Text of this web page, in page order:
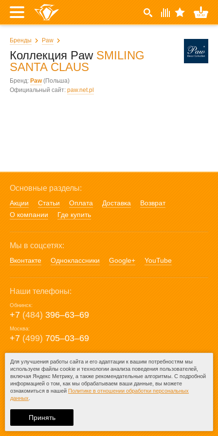
Бренды Paw
Коллекция Paw SMILING
SANTA CLAUS
Бренд: Paw(Польша)
Официальный сайт: paw.net.pl
Основные разделы:
Акции Статьи Оплата Доставка
Возврат
О компании
Где купить
Мы в соцсетях:
Вконтакте Одноклассники Google+ YouTube
Наши телефоны:
Обнинск:
+7 (484) 396‒63‒69
Москва:
+7 (499) 705‒03‒69
E-mail:
mail@posuda40.ru
При любом копировании информации
ссылка на
Для улучшения работы сайта и его адаптации к вашим потребностям мы
используем файлы cookie и технологии анализа поведения пользователей,
включая Яндекс Метрику, а также рекомендательные алгоритмы. С подробной
информацией о том, как мы обрабатываем ваши данные, вы можете
ознакомиться в нашей Политике в отношении обработки персональных
данных
Принять